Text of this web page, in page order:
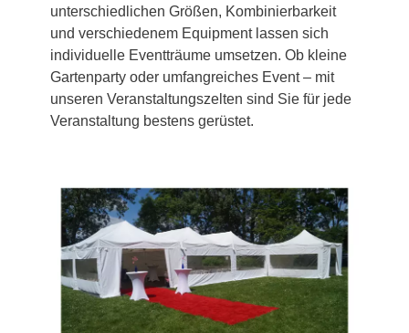
unterschiedlichen Größen, Kombinierbarkeit
und verschiedenem Equipment lassen sich
individuelle Eventträume umsetzen. Ob kleine
Gartenparty oder umfangreiches Event – mit
unseren Veranstaltungszelten sind Sie für jede
Veranstaltung bestens gerüstet.